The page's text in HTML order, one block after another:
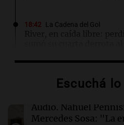
18:42 La Cadena del Gol
River, en caída libre:
Los Pumas no logran
Escuchá
Audio. Nahuel
Mercedes Sosa: "La